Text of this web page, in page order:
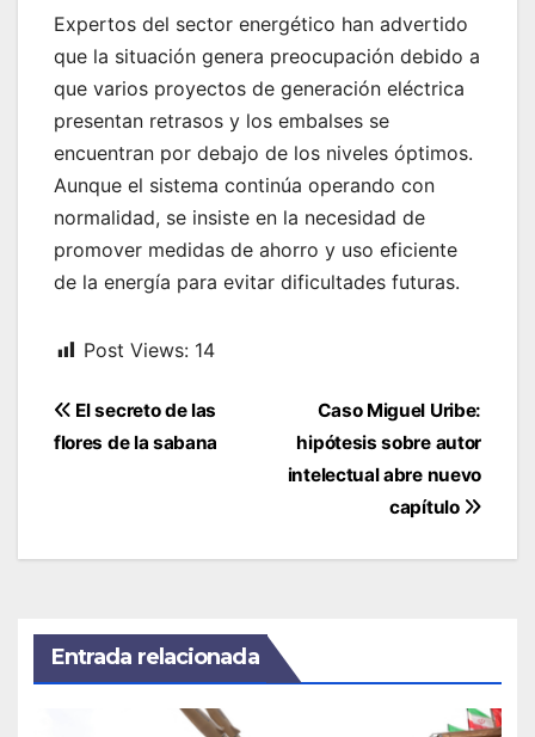
Expertos del sector energético han advertido
que la situación genera preocupación debido a
que varios proyectos de generación eléctrica
presentan retrasos y los embalses se
encuentran por debajo de los niveles óptimos.
Aunque el sistema continúa operando con
normalidad, se insiste en la necesidad de
promover medidas de ahorro y uso eficiente
de la energía para evitar dificultades futuras.
Post Views: 14
Navegación
de
Caso Miguel Uribe:
hipótesis sobre autor
intelectual abre nuevo
capítulo
El secreto de las
flores de la sabana
Entrada relacionada